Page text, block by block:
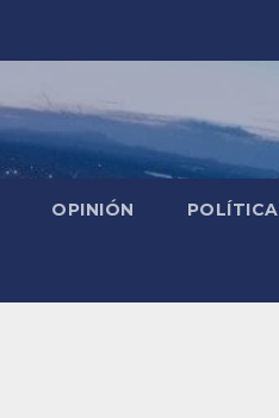
OPINIÓN POLÍTICA